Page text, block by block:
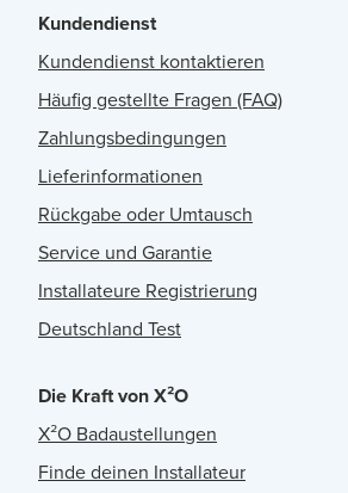
Kundendienst
Kundendienst kontaktieren
Häufig gestellte Fragen (FAQ)
Zahlungsbedingungen
Lieferinformationen
Rückgabe oder Umtausch
Service und Garantie
Installateure Registrierung
Deutschland Test
Die Kraft von X²O
X²O Badaustellungen
Finde deinen Installateur